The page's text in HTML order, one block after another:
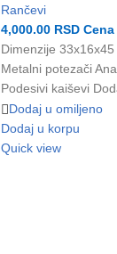
Rančevi
4,000.00 RSD Cena
Dimenzije
Metalni potezači
Podesivi kaiševi
Dodaj u omiljeno
Dodaj u korpu
Quick view